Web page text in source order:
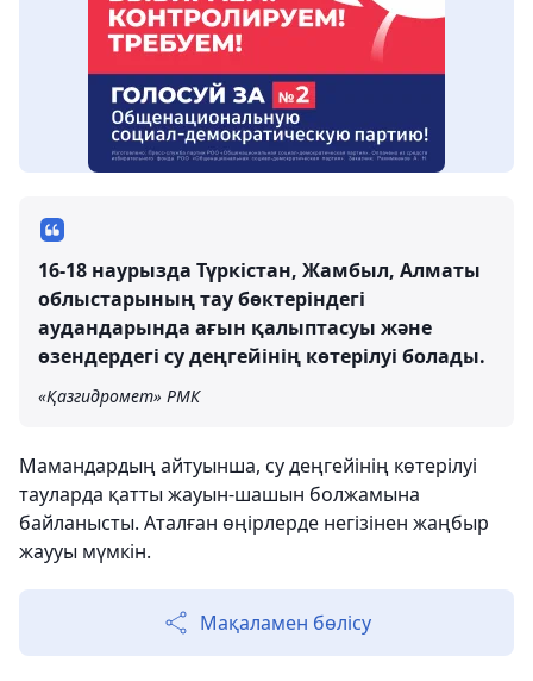
16-18 наурызда Түркістан, Жамбыл, Алматы
облыстарының тау бөктеріндегі
аудандарында ағын қалыптасуы және
өзендердегі су деңгейінің көтерілуі болады.
«Қазгидромет» РМК
Мамандардың айтуынша, су деңгейінің көтерілуі
тауларда қатты жауын-шашын болжамына
байланысты. Аталған өңірлерде негізінен жаңбыр
жаууы мүмкін.
Мақаламен бөлісу